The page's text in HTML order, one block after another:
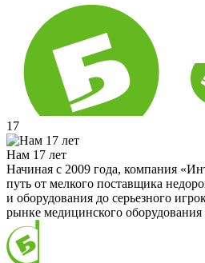
17
Нам 17 лет
Начиная с 2009 года, компания
путь от мелкого поставщика
и оборудования до серьезного
рынке медицинского оборудования